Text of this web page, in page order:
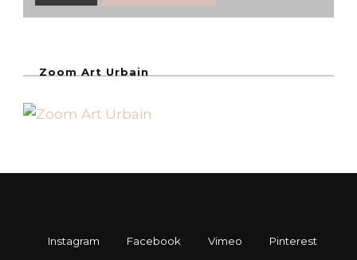
Zoom Art Urbain